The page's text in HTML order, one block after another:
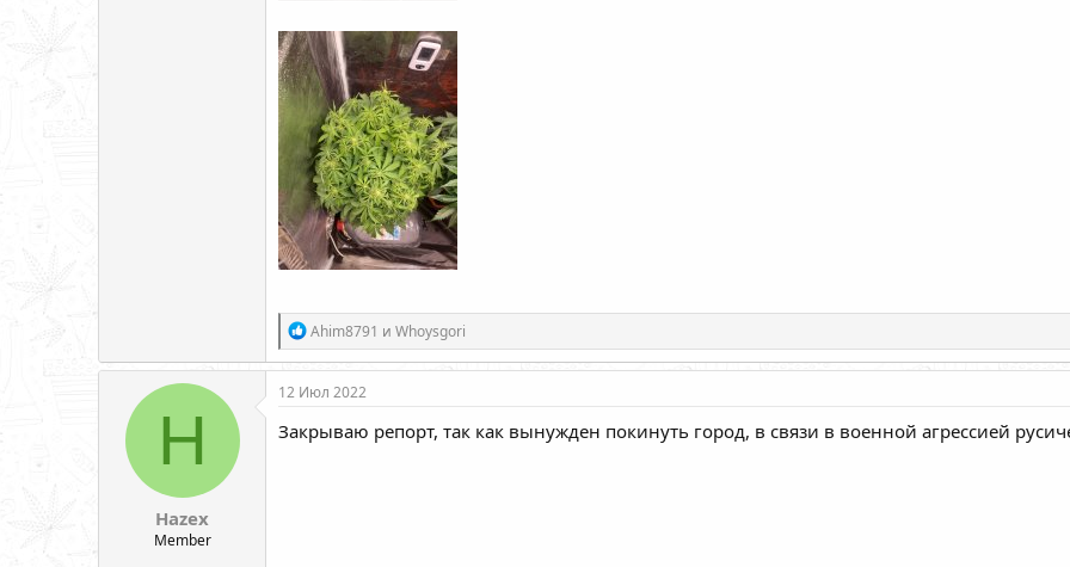
Р
е
а
к
и
и
Ahim8791 и Whoysgori
H
Hazex
Member
12 Июл 2022
Закрываю репорт, так как вынужден покинуть город, в связи в военной агрессией